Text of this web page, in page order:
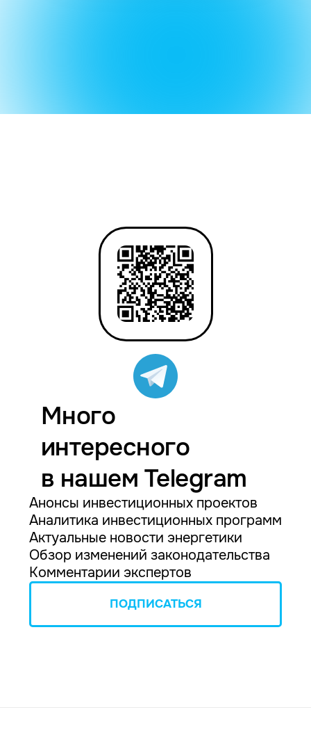
Много
интересного
в нашем Telegram
Анонсы инвестиционных проектов
Аналитика инвестиционных программ
Актуальные новости энергетики
Обзор изменений законодательства
Комментарии экспертов
ПОДПИСАТЬСЯ